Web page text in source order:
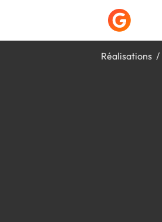
Réalisations